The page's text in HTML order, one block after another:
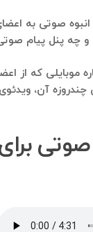
پیام صوتی رو استفاده
آن،